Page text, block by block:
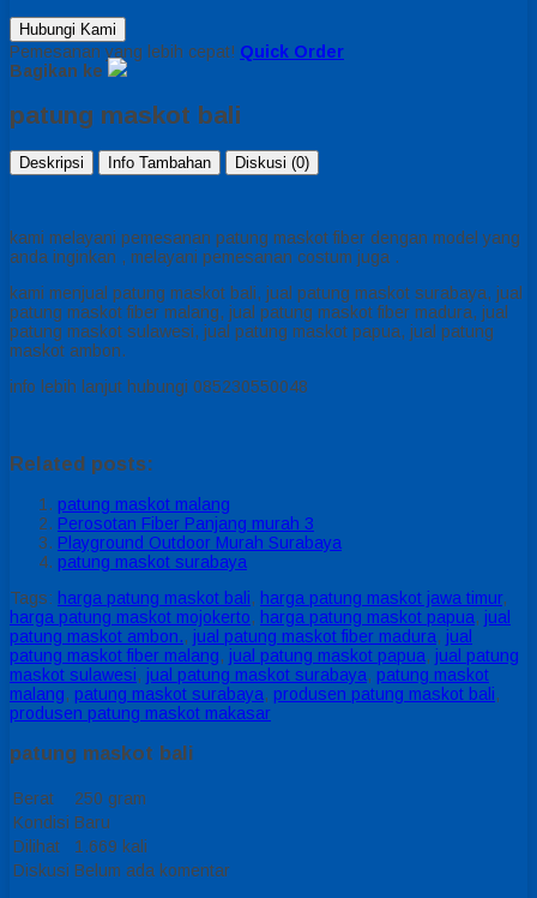
Hubungi Kami
Pemesanan yang lebih cepat! Quick Order
Bagikan ke
patung maskot bali
Deskripsi Info Tambahan Diskusi (0)
kami melayani pemesanan patung maskot fiber dengan model yang
anda inginkan , melayani pemesanan costum juga .
kami menjual patung maskot bali, jual patung maskot surabaya, jual
patung maskot fiber malang, jual patung maskot fiber madura, jual
patung maskot sulawesi, jual patung maskot papua, jual patung
maskot ambon.
info lebih lanjut hubungi 085230550048
Related posts:
patung maskot malang
Perosotan Fiber Panjang murah 3
Playground Outdoor Murah Surabaya
patung maskot surabaya
Tags: harga patung maskot bali, harga patung maskot jawa timur,
harga patung maskot mojokerto, harga patung maskot papua, jual
patung maskot ambon., jual patung maskot fiber madura, jual
patung maskot fiber malang, jual patung maskot papua, jual patung
maskot sulawesi, jual patung maskot surabaya, patung maskot
malang, patung maskot surabaya, produsen patung maskot bali,
produsen patung maskot makasar
patung maskot bali
Berat
250 gram
Kondisi Baru
Dilihat
1.669 kali
Diskusi Belum ada komentar